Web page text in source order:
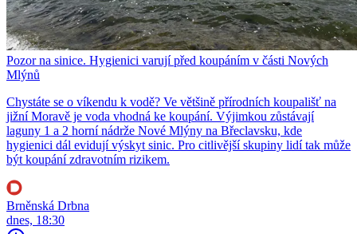
Pozor na sinice. Hygienici varují před koupáním v části Nových
Mlýnů
Chystáte se o víkendu k vodě? Ve většině přírodních koupališť na
jižní Moravě je voda vhodná ke koupání. Výjimkou zůstávají
laguny 1 a 2 horní nádrže Nové Mlýny na Břeclavsku, kde
hygienici dál evidují výskyt sinic. Pro citlivější skupiny lidí tak může
být koupání zdravotním rizikem.
Brněnská Drbna
dnes, 18:30